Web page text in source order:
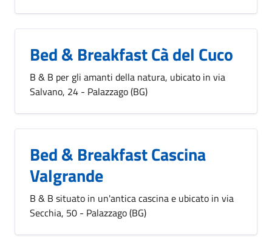
Bed & Breakfast Cà del Cuco
B & B per gli amanti della natura, ubicato in via
Salvano, 24 - Palazzago (BG)
Bed & Breakfast Cascina
Valgrande
B & B situato in un'antica cascina e ubicato in via
Secchia, 50 - Palazzago (BG)